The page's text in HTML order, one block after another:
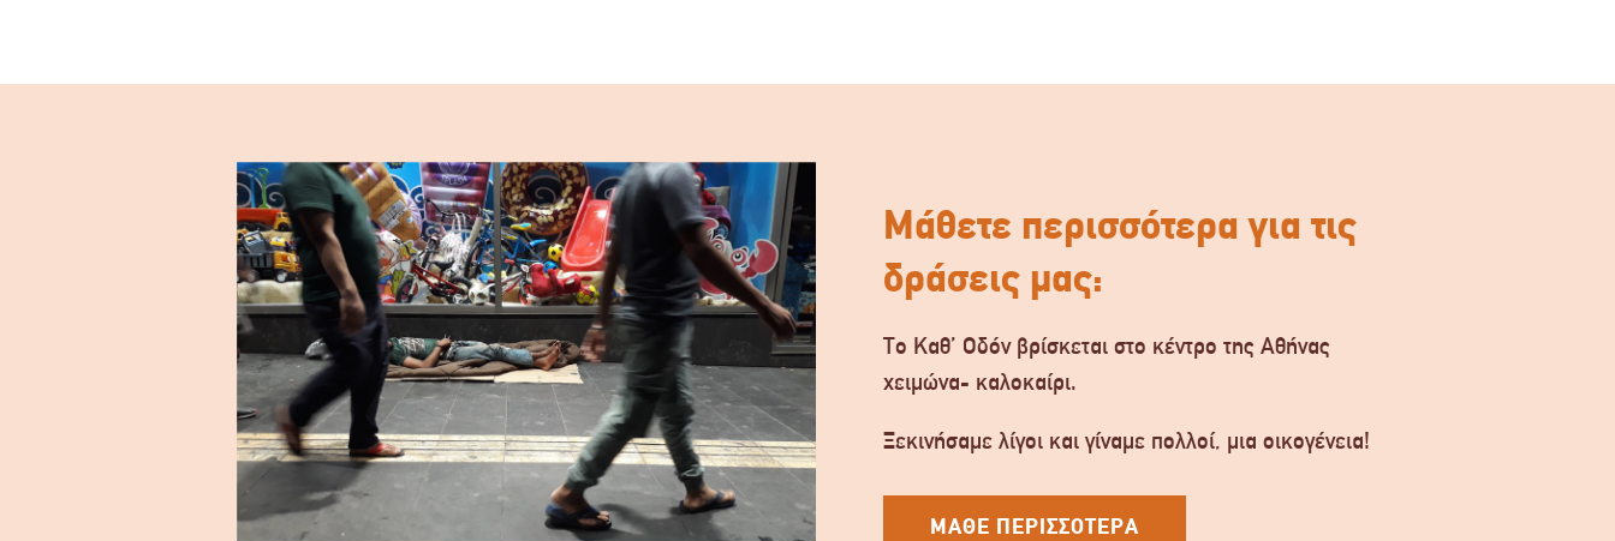
Μάθετε περισσότερα για τις
δράσεις μας:
Το Καθ’ Οδόν βρίσκεται στο κέντρο της Αθήνας
χειμώνα- καλοκαίρι.
Ξεκινήσαμε λίγοι και γίναμε πολλοί, μια οικογένεια!
ΜΑΘΕ ΠΕΡΙΣΣΟΤΕΡΑ